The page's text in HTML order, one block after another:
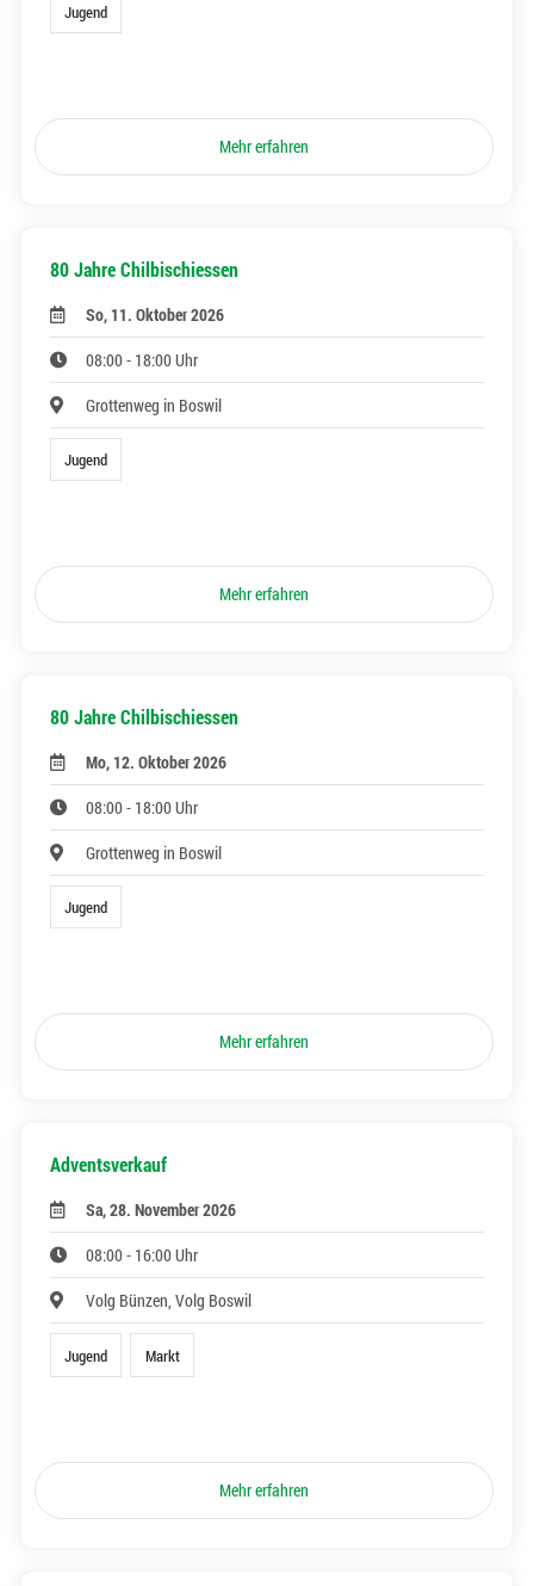
Jugend
Mehr erfahren
80 Jahre Chilbischiessen
So, 11. Oktober 2026
08:00 - 18:00 Uhr
Grottenweg in Boswil
Jugend
Mehr erfahren
80 Jahre Chilbischiessen
Mo, 12. Oktober 2026
08:00 - 18:00 Uhr
Grottenweg in Boswil
Jugend
Mehr erfahren
Adventsverkauf
Sa, 28. November 2026
08:00 - 16:00 Uhr
Volg Bünzen, Volg Boswil
Jugend Markt
Mehr erfahren